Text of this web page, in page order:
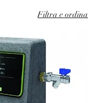
Filtra e ordina